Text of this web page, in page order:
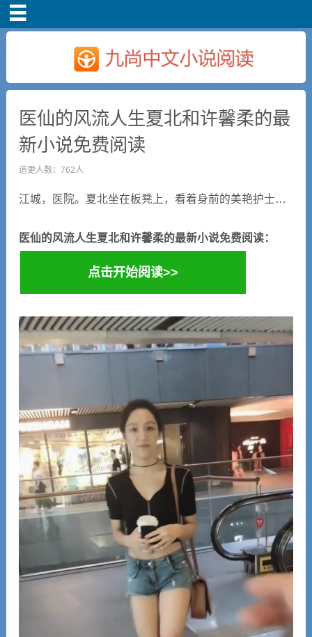
医仙的风流人生夏北和许馨柔的最
新小说免费阅读
追更人数：762人
江城，医院。夏北坐在板凳上，看着身前的美艳护士…
医仙的风流人生夏北和许馨柔的最新小说免费阅读：
点击开始阅读>>